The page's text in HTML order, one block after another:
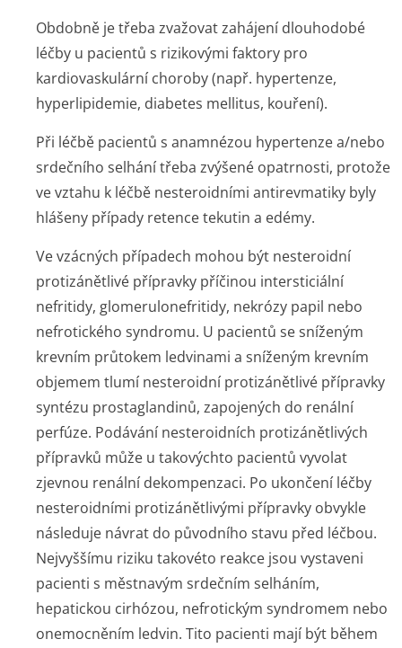
Obdobně je třeba zvažovat zahájení dlouhodobé
léčby u pacientů s rizikovými faktory pro
kardiovaskulární choroby (např. hypertenze,
hyperlipidemie, diabetes mellitus, kouření).
Při léčbě pacientů s anamnézou hypertenze a/nebo
srdečního selhání třeba zvýšené opatrnosti, protože
ve vztahu k léčbě nesteroidními antirevmatiky byly
hlášeny případy retence tekutin a edémy.
Ve vzácných případech mohou být nesteroidní
protizánětlivé přípravky příčinou intersticiální
nefritidy, glomerulonefritidy, nekrózy papil nebo
nefrotického syndromu. U pacientů se sníženým
krevním průtokem ledvinami a sníženým krevním
objemem tlumí nesteroidní protizánětlivé přípravky
syntézu prostaglandinů, zapojených do renální
perfúze. Podávání nesteroidních protizánětlivých
přípravků může u takovýchto pacientů vyvolat
zjevnou renální dekompenzaci. Po ukončení léčby
nesteroidními protizánětlivými přípravky obvykle
následuje návrat do původního stavu před léčbou.
Nejvyššímu riziku takovéto reakce jsou vystaveni
pacienti s městnavým srdečním selháním,
hepatickou cirhózou, nefrotickým syndromem nebo
onemocněním ledvin. Tito pacienti mají být během